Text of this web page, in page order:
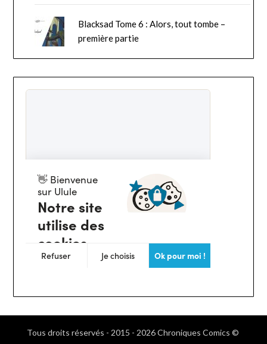
Blacksad Tome 6 : Alors, tout tombe –
première partie
Tous droits réservés - 2015 - 2026 Chroniques Comics ©